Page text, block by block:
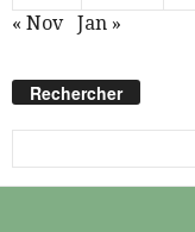
« Nov
Jan »
Rechercher